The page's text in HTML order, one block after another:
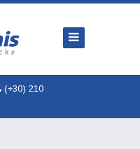
(+30) 210